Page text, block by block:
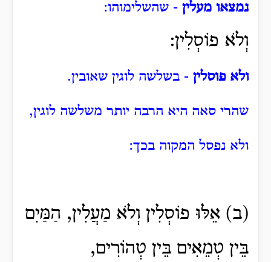
נמצאו מעלין - שהשלימוהו:
וְלֹא פוֹסְלִין:
ולא פוסלין - בשלשה לוגין שאובין.
שהרי סאה היא הרבה יותר משלשה לוגין,
ולא נפסל המקוה בכך:
(ב) אֵלּוּ פוֹסְלִין וְלֹא מַעֲלִין, הַמַּיִם
בֵּין טְמֵאִים בֵּין טְהוֹרִים,